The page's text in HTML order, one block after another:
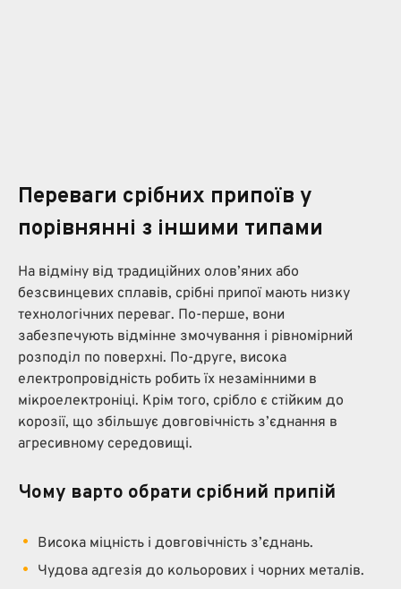
Переваги срібних припоїв у
порівнянні з іншими типами
На відміну від традиційних олов’яних або
безсвинцевих сплавів, срібні припої мають низку
технологічних переваг. По-перше, вони
забезпечують відмінне змочування і рівномірний
розподіл по поверхні. По-друге, висока
електропровідність робить їх незамінними в
мікроелектроніці. Крім того, срібло є стійким до
корозії, що збільшує довговічність з’єднання в
агресивному середовищі.
Чому варто обрати срібний припій
Висока міцність і довговічність з’єднань.
Чудова адгезія до кольорових і чорних металів.